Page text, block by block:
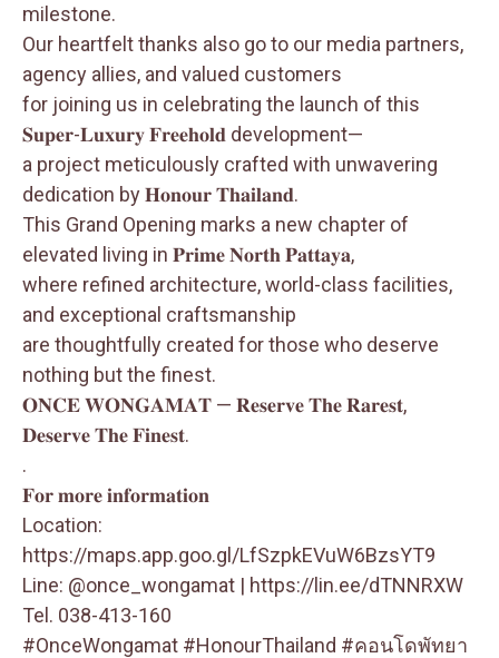
milestone.
Our heartfelt thanks also go to our media partners,
agency allies, and valued customers
for joining us in celebrating the launch of this
𝐒𝐮𝐩𝐞𝐫-𝐋𝐮𝐱𝐮𝐫𝐲 𝐅𝐫𝐞𝐞𝐡𝐨𝐥𝐝 development—
a project meticulously crafted with unwavering
dedication by 𝐇𝐨𝐧𝐨𝐮𝐫 𝐓𝐡𝐚𝐢𝐥𝐚𝐧𝐝.
This Grand Opening marks a new chapter of
elevated living in 𝐏𝐫𝐢𝐦𝐞 𝐍𝐨𝐫𝐭𝐡 𝐏𝐚𝐭𝐭𝐚𝐲𝐚,
where refined architecture, world-class facilities,
and exceptional craftsmanship
are thoughtfully created for those who deserve
nothing but the finest.
𝐎𝐍𝐂𝐄 𝐖𝐎𝐍𝐆𝐀𝐌𝐀𝐓 — 𝐑𝐞𝐬𝐞𝐫𝐯𝐞 𝐓𝐡𝐞 𝐑𝐚𝐫𝐞𝐬𝐭,
𝐃𝐞𝐬𝐞𝐫𝐯𝐞 𝐓𝐡𝐞 𝐅𝐢𝐧𝐞𝐬𝐭.
.
𝐅𝐨𝐫 𝐦𝐨𝐫𝐞 𝐢𝐧𝐟𝐨𝐫𝐦𝐚𝐭𝐢𝐨𝐧
Location:
https://maps.app.goo.gl/LfSzpkEVuW6BzsYT9
Line: @once_wongamat | https://lin.ee/dTNNRXW
Tel. 038-413-160
#OnceWongamat #HonourThailand #คอนโดพัทยา